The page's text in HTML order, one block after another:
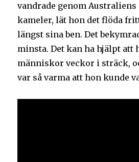
vandrade genom Australiens
kameler, lät hon det flöda
längst sina ben. Det
minsta. Det kan ha hjälpt att
människor veckor i sträck,
var så varma att hon kunde